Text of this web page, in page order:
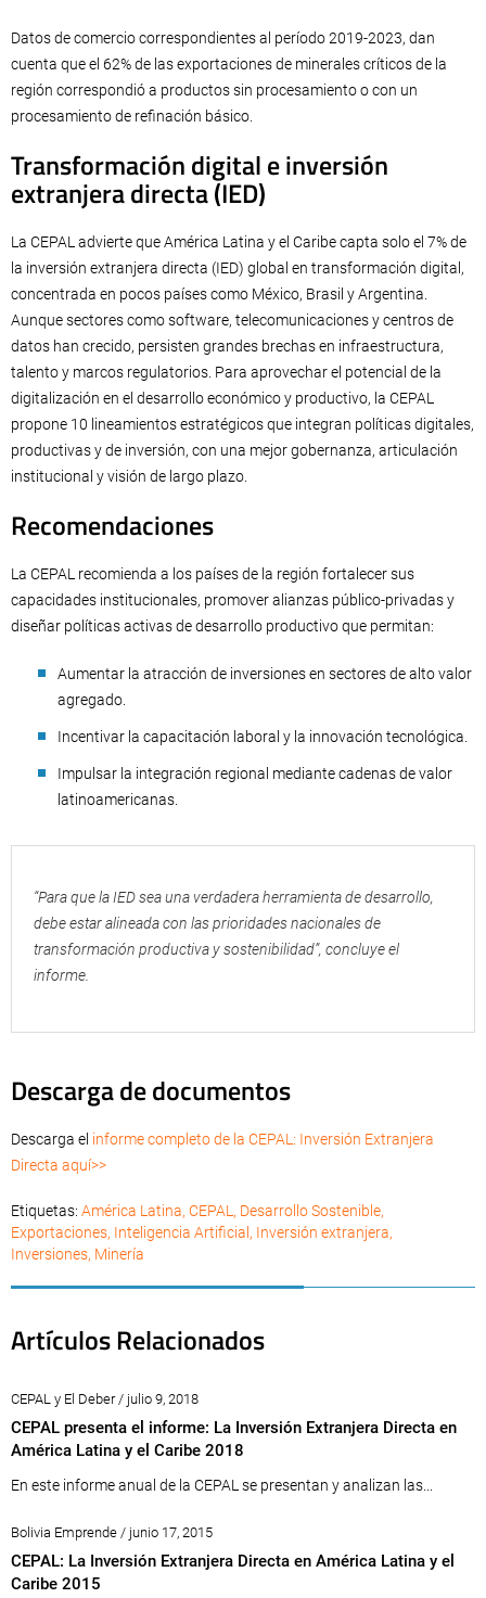
Datos de comercio correspondientes al período 2019-2023, dan
cuenta que el 62% de las exportaciones de minerales críticos de la
región correspondió a productos sin procesamiento o con un
procesamiento de refinación básico.
Transformación digital e inversión
extranjera directa (IED)
La CEPAL advierte que América Latina y el Caribe capta solo el 7% de
la inversión extranjera directa (IED) global en transformación digital,
concentrada en pocos países como México, Brasil y Argentina.
Aunque sectores como software, telecomunicaciones y centros de
datos han crecido, persisten grandes brechas en infraestructura,
talento y marcos regulatorios. Para aprovechar el potencial de la
digitalización en el desarrollo económico y productivo, la CEPAL
propone 10 lineamientos estratégicos que integran políticas digitales,
productivas y de inversión, con una mejor gobernanza, articulación
institucional y visión de largo plazo.
Recomendaciones
La CEPAL recomienda a los países de la región fortalecer sus
capacidades institucionales, promover alianzas público-privadas y
diseñar políticas activas de desarrollo productivo que permitan:
Aumentar la atracción de inversiones en sectores de alto valor
agregado.
Incentivar la capacitación laboral y la innovación tecnológica.
Impulsar la integración regional mediante cadenas de valor
latinoamericanas.
“Para que la IED sea una verdadera herramienta de desarrollo,
debe estar alineada con las prioridades nacionales de
transformación productiva y sostenibilidad”, concluye el
informe.
Descarga de documentos
Descarga el informe completo de la CEPAL: Inversión Extranjera
Directa aquí>>
Etiquetas: América Latina, CEPAL , Desarrollo Sostenible,
Exportaciones, Inteligencia Artificial , Inversión extranjera,
Inversiones, Minería
Artículos Relacionados
CEPAL y El Deber / julio 9, 2018
CEPAL presenta el informe: La Inversión Extranjera Directa en
América Latina y el Caribe 2018
En este informe anual de la CEPAL se presentan y analizan las...
Bolivia Emprende / junio 17, 2015
CEPAL: La Inversión Extranjera Directa en América Latina y el
Caribe 2015